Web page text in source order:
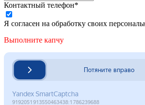
Контактный телефон*
Я согласен на обработку своих
Выполните капчу